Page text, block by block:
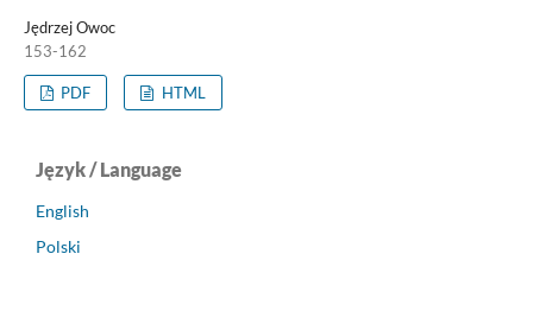
Jędrzej Owoc
153-162
PDF HTML
Język / Language
English
Polski